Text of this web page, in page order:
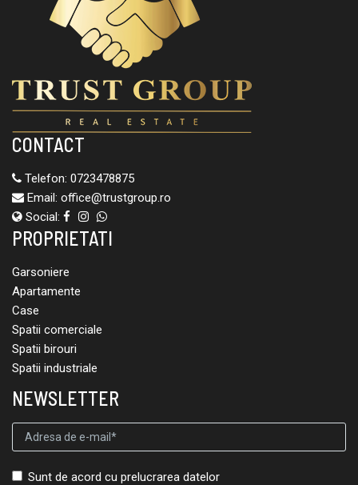
CONTACT
Telefon: 0723478875
Email: office@trustgroup.ro
Social:
PROPRIETATI
Garsoniere
Apartamente
Case
Spatii comerciale
Spatii birouri
Spatii industriale
NEWSLETTER
Sunt de acord cu prelucrarea datelor